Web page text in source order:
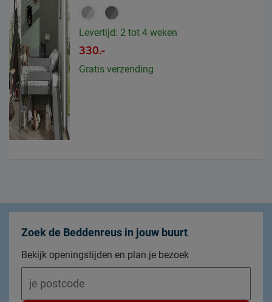
Levertijd: 2 tot 4 weken
330.-
Gratis verzending
Zoek de Beddenreus in jouw buurt
Bekijk openingstijden en plan je bezoek